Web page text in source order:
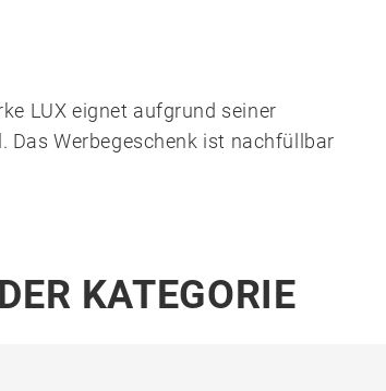
LUX eignet aufgrund seiner
Das Werbegeschenk ist nachfüllbar
KATEGORIE